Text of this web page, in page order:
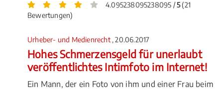
4.095238095238095 /5(21
Bewertungen)
Urheber- und Medienrecht , 20.06.2017
Hohes Schmerzensgeld für unerlaubt
veröffentlichtes Intimfoto im Internet!
Ein Mann, der ein Foto von ihm und einer Frau beim